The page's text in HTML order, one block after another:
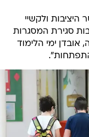
היציבות ולקשיי
סגירת המסגרות
אובדן ימי הלימוד